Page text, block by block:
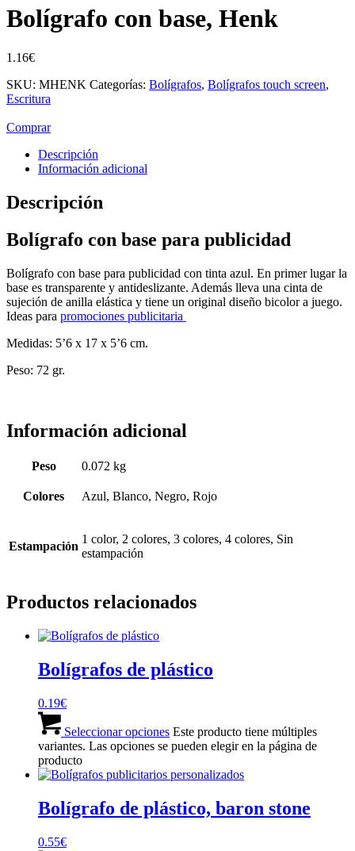
Bolígrafo con base, Henk
1.16€
SKU: MHENK Categorías: Bolígrafos, Bolígrafos touch screen,
Escritura
Comprar
Descripción
Información adicional
Descripción
Bolígrafo con base para publicidad
Bolígrafo con base para publicidad con tinta azul. En primer lugar la
base es transparente y antideslizante. Además lleva una cinta de
sujeción de anilla elástica y tiene un original diseño bicolor a juego.
Ideas para promociones publicitaria
Medidas: 5’6 x 17 x 5’6 cm.
Peso: 72 gr.
Información adicional
Peso 0.072 kg
Colores Azul, Blanco, Negro, Rojo
Estampación
1 color, 2 colores, 3 colores, 4 colores, Sin
estampación
Productos relacionados
Bolígrafos de plástico
0.19€
Seleccionar opciones Este producto tiene múltiples
variantes. Las opciones se pueden elegir en la página de
producto
Bolígrafo de plástico, baron stone
0.55€